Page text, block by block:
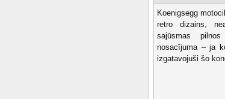
Koenigsegg
retro dizains,
sajūsmas
nosacījuma – ja
izgatavojuši šo